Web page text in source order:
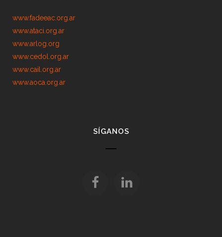
www.fadeeac.org.ar
www.ataci.org.ar
www.arlog.org
www.cedol.org.ar
www.cail.org.ar
www.aoca.org.ar
SÍGANOS